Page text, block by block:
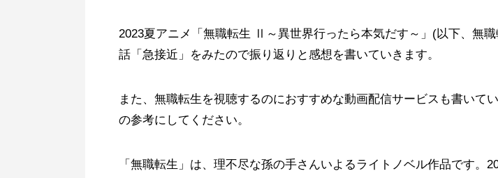
2023夏アニメ「無職転生 Ⅱ～異世界行ったら本気だす～」(以下、無
話「急接近」をみたので振り返りと感想を書いていきます。
また、無職転生を視聴するのにおすすめな動画配信サービスも書いて
の参考にしてください。
「無職転生」は、理不尽な孫の手さんいよるライトノベル作品です。